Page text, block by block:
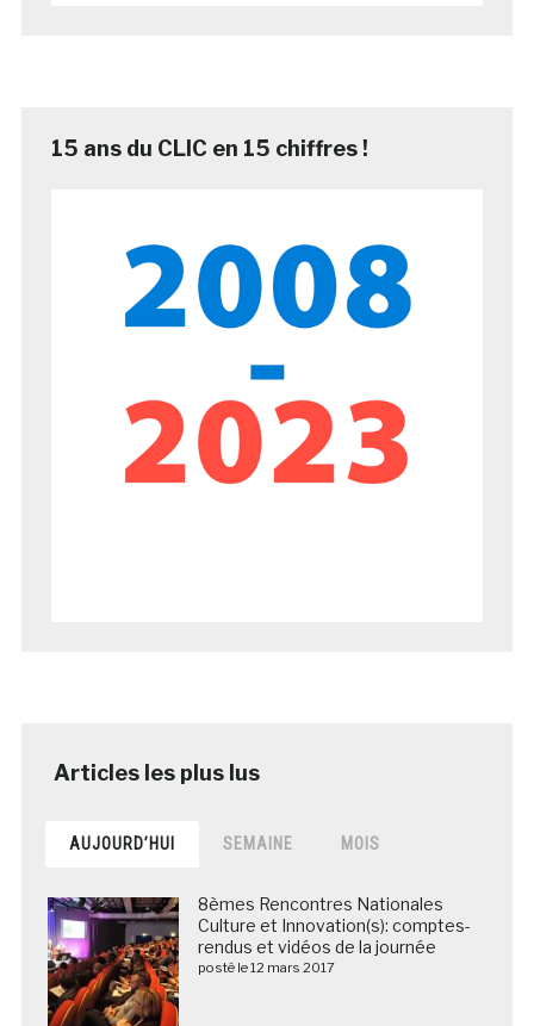
15 ans du CLIC en 15 chiffres !
AUJOURD’HUI SEMAINE MOIS
8èmes Rencontres Nationales
Culture et Innovation(s): comptes-
rendus et vidéos de la journée
posté le 12 mars 2017